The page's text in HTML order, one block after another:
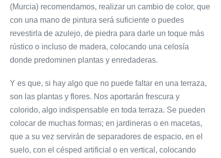
(Murcia) recomendamos, realizar un cambio de color, que
con una mano de pintura será suficiente o puedes
revestirla de azulejo, de piedra para darle un toque más
rústico o incluso de madera, colocando una celosía
donde predominen plantas y enredaderas.
Y es que, si hay algo que no puede faltar en una terraza,
son las plantas y flores. Nos aportarán frescura y
colorido, algo indispensable en toda terraza. Se pueden
colocar de muchas formas; en jardineras o en macetas,
que a su vez servirán de separadores de espacio, en el
suelo, con el césped artificial o en vertical, colocando